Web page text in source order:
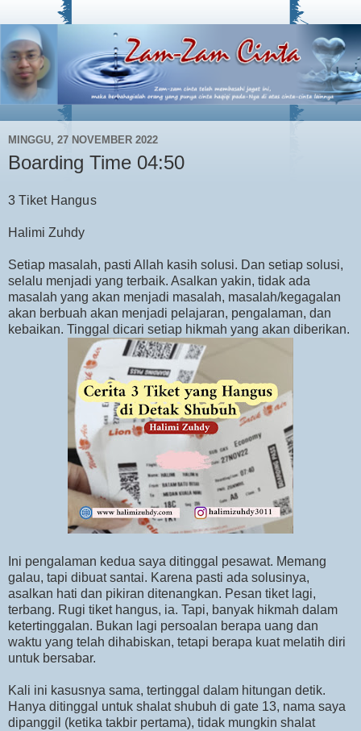
MINGGU, 27 NOVEMBER 2022
Boarding Time 04:50
3 Tiket Hangus
Halimi Zuhdy
Setiap masalah, pasti Allah kasih solusi. Dan setiap solusi,
selalu menjadi yang terbaik. Asalkan yakin, tidak ada
masalah yang akan menjadi masalah, masalah/kegagalan
akan berbuah akan menjadi pelajaran, pengalaman, dan
kebaikan. Tinggal dicari setiap hikmah yang akan diberikan.
Ini pengalaman kedua saya ditinggal pesawat. Memang
galau, tapi dibuat santai. Karena pasti ada solusinya,
asalkan hati dan pikiran ditenangkan. Pesan tiket lagi,
terbang. Rugi tiket hangus, ia. Tapi, banyak hikmah dalam
ketertinggalan. Bukan lagi persoalan berapa uang dan
waktu yang telah dihabiskan, tetapi berapa kuat melatih diri
untuk bersabar.
Kali ini kasusnya sama, tertinggal dalam hitungan detik.
Hanya ditinggal untuk shalat shubuh di gate 13, nama saya
dipanggil (ketika takbir pertama), tidak mungkin shalat